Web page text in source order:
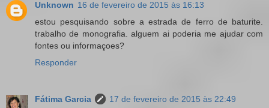
Unknown 16 de fevereiro de 2015 às 16:13
estou pesquisando sobre a estrada de ferro de baturite.
trabalho de monografia. alguem ai poderia me ajudar com
fontes ou informaçoes?
Responder
Fátima Garcia
17 de fevereiro de 2015 às 22:49